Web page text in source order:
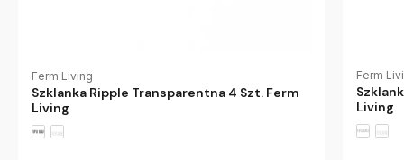
Ferm Living
Szklanka Ripple Transparentna 4 Szt. Ferm
Living
Ferm
Living